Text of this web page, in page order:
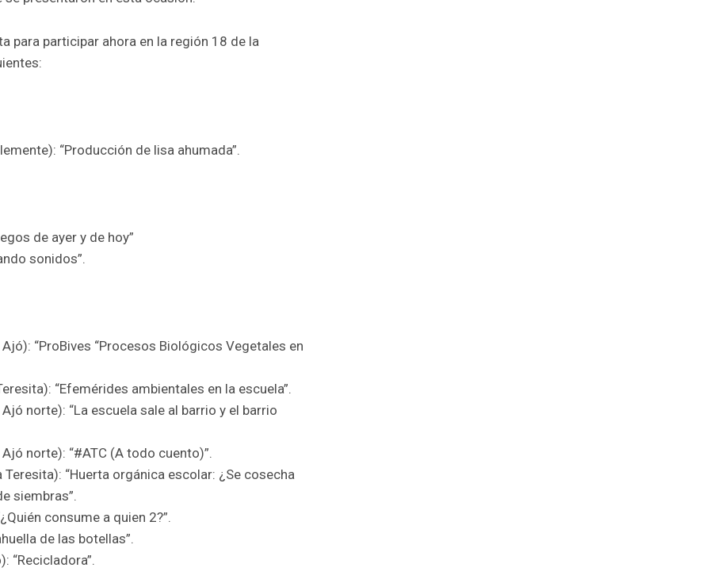
para participar ahora en la región 18 de la
“Producción de lisa ahumada”.
de ayer y de hoy”
sonidos”.
“ProBives “Procesos Biológicos Vegetales en
“Efemérides ambientales en la escuela”.
norte): “La escuela sale al barrio y el barrio
norte): “#ATC (A todo cuento)”.
Teresita): “Huerta orgánica escolar: ¿Se cosecha
siembras”.
consume a quien 2?”.
de las botellas”.
“Recicladora”.